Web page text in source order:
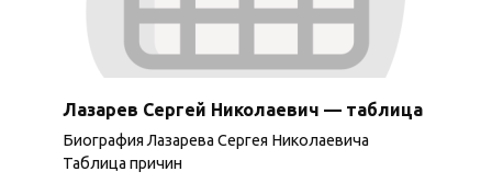
Лазарев Сергей Николаевич — таблица
Биография Лазарева Сергея Николаевича
Таблица причин